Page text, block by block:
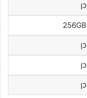
כן
256GB
כן
כן
כן